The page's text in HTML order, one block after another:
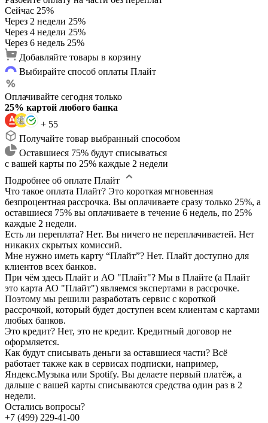
Сейчас 25%
Через 2 недели 25%
Через 4 недели 25%
Через 6 недель 25%
Добавляйте товары в корзину
Выбирайте способ оплаты Плайт
Оплачивайте сегодня только
25% картой любого банка
+ 55
Получайте товар выбранный способом
Оставшиеся 75% будут списываться
с вашей карты по 25% каждые 2 недели
Подробнее об оплате Плайт
Что такое оплата Плайт? Это короткая мгновенная
безпроцентная рассрочка. Вы оплачиваете сразу только 25%, а
оставшиеся 75% вы оплачиваете в течение 6 недель, по 25%
каждые 2 недели.
Есть ли переплата? Нет. Вы ничего не переплачиваетей. Нет
никаких скрытых комиссий.
Мне нужно иметь карту “Плайт”? Нет. Плайт доступно для
клиентов всех банков.
При чём здесь Плайт и АО "Плайт"? Мы в Плайте (а Плайт
это карта АО "Плайт") являемся экспертами в рассрочке.
Поэтому мы решили разработать сервис с короткой
рассрочкой, который будет доступен всем клиентам с картами
любых банков.
Это кредит? Нет, это не кредит. Кредитный договор не
оформляется.
Как будут списывать деньги за оставшиеся части? Всё
работает также как в сервисах подписки, например,
Яндекс.Музыка или Spotify. Вы делаете первый платёж, а
дальше с вашей карты списываются средства один раз в 2
недели.
Остались вопросы?
+7 (499) 229-41-00